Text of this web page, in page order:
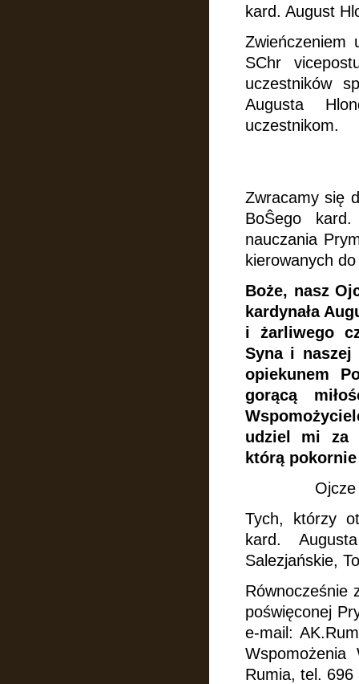
kard. August
Zwieńczeniem
SChr
uczestników
Augusta
uczestnikom.
Zwracamy się
BoŜego
nauczania
kierowanych
Boże, nasz
kardynała
i żarliwego
Syna i
opiekunem
gorącą
udziel mi za
którą
Tych, którzy
kard.
Salezjańskie,
Równocześnie
poświęconej
e-mail:
Wspomożenia
Rumia, tel. 696